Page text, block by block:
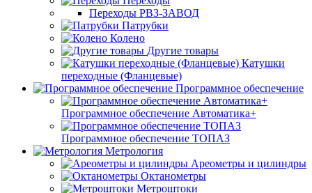
Переходы РВЗ-ЗАВОД
Патрубки
Колено
Другие товары
Катушки
переходные (Фланцевые)
Программное обеспечение
Программное обеспечение Автоматика+
Программное обеспечение ТОПАЗ
Метрология
Ареометры и цилиндры
Октанометры
Метроштоки